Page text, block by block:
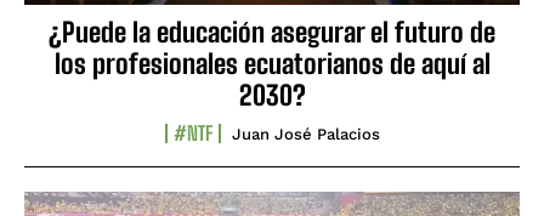
¿Puede la educación asegurar el futuro de
los profesionales ecuatorianos de aquí al
2030?
#NTF Juan José Palacios